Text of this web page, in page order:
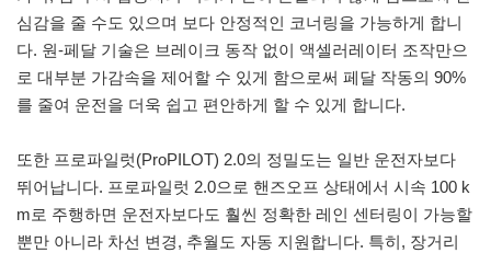
심감을 줄 수도 있으며 보다 안정적인 코너링을 가능하게 합니
다. 원-페달 기술은 브레이크 동작 없이 액셀러레이터 조작만으
로 대부분 가감속을 제어할 수 있게 함으로써 페달 작동의 90%
를 줄여 운전을 더욱 쉽고 편안하게 할 수 있게 합니다.
또한 프로파일럿(ProPILOT) 2.0의 정밀도는 일반 운전자보다
뛰어납니다. 프로파일럿 2.0으로 핸즈오프 상태에서 시속 100 k
m로 주행하면 운전자보다도 훨씬 정확한 레인 센터링이 가능할
뿐만 아니라 차선 변경, 추월도 자동 지원합니다. 특히, 장거리